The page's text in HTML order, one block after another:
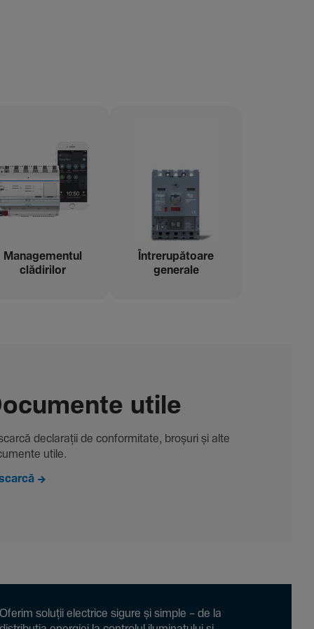
Managementul
clădi­rilor
Între­ru­pă­toare
gene­rale
utile
decla­rații de conformitate, broșuri și alte
utile.
soluții electrice sigure și simple – de la